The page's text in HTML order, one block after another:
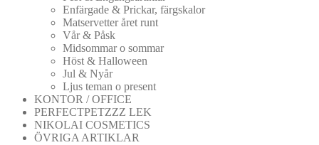
Enfärgade & Prickar, färgskalor
Matservetter året runt
Vår & Påsk
Midsommar o sommar
Höst & Halloween
Jul & Nyår
Ljus teman o present
KONTOR / OFFICE
PERFECTPETZZZ LEK
NIKOLAI COSMETICS
ÖVRIGA ARTIKLAR